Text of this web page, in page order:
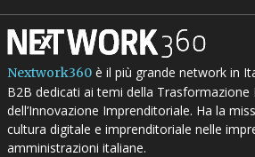
Nextwork360è il più grande network in
B2B dedicati ai temi della Trasformazione
dell’Innovazione Imprenditoriale. Ha la
cultura digitale e imprenditoriale nelle
amministrazioni italiane.